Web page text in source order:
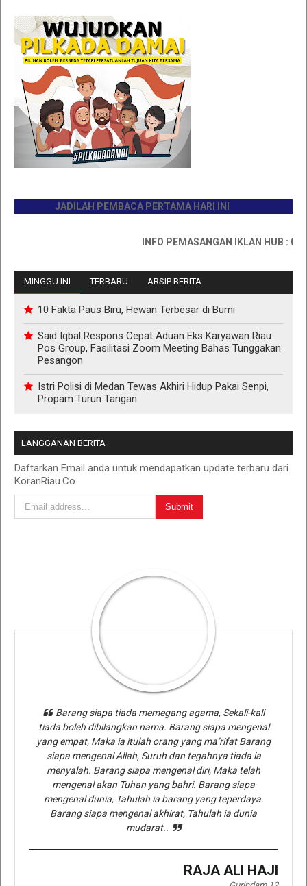
JADILAH PEMBACA PERTAMA HARI INI
INFO PEMASANGAN IKLAN HUB :
MINGGU INI TERBARU ARSIP BERITA
10 Fakta Paus Biru, Hewan Terbesar di Bumi
Said Iqbal Respons Cepat Aduan Eks Karyawan Riau
Pos Group, Fasilitasi Zoom Meeting Bahas Tunggakan
Pesangon
Istri Polisi di Medan Tewas Akhiri Hidup Pakai Senpi,
Propam Turun Tangan
LANGGANAN BERITA
Daftarkan Email anda untuk mendapatkan update terbaru dari
KoranRiau.Co
Barang siapa tiada memegang agama, Sekali-kali
tiada boleh dibilangkan nama. Barang siapa mengenal
yang empat, Maka ia itulah orang yang ma’rifat Barang
siapa mengenal Allah, Suruh dan tegahnya tiada ia
menyalah. Barang siapa mengenal diri, Maka telah
mengenal akan Tuhan yang bahri. Barang siapa
mengenal dunia, Tahulah ia barang yang teperdaya.
Barang siapa mengenal akhirat, Tahulah ia dunia
mudarat..
RAJA ALI HAJI